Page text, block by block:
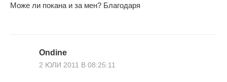
Може ли покана и за мен? Благодаря
Ondine
2 ЮЛИ 2011 В 08:25:11